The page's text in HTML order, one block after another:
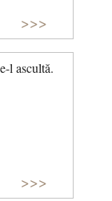
>>>
l ascultă.
>>>